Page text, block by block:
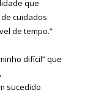
que
cuidados
de tempo.”
difícil” que
sucedido